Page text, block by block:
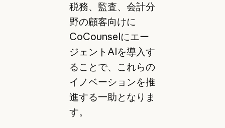
税務、監査、会計分
野の顧客向けに
CoCounselにエー
ジェントAIを導入す
ることで、これらの
イノベーションを推
進する一助となりま
す。